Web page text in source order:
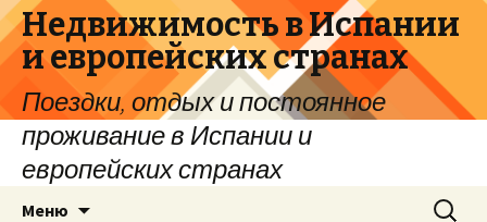
Недвижимость в Испании
и европейских странах
Поездки, отдых и постоянное
проживание в Испании и
европейских странах
Меню Найти: